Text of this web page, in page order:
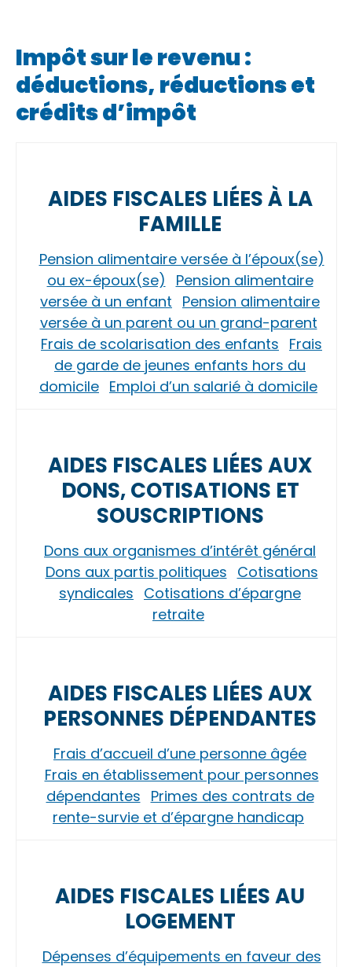
Impôt sur le revenu :
déductions, réductions et
crédits d’impôt
AIDES FISCALES LIÉES À LA
FAMILLE
Pension alimentaire versée à l’époux(se)
ou ex-époux(se)
Pension alimentaire
versée à un enfant Pension alimentaire
versée à un parent ou un grand-parent
Frais de scolarisation des enfants Frais
de garde de jeunes enfants hors du
domicile Emploi d’un salarié à domicile
AIDES FISCALES LIÉES AUX
DONS, COTISATIONS ET
SOUSCRIPTIONS
Dons aux organismes d’intérêt général
Dons aux partis politiques Cotisations
syndicales Cotisations d’épargne
retraite
AIDES FISCALES LIÉES AUX
PERSONNES DÉPENDANTES
Frais d’accueil d’une personne âgée
Frais en établissement pour personnes
dépendantes Primes des contrats de
rente-survie et d’épargne handicap
AIDES FISCALES LIÉES AU
LOGEMENT
Dépenses d’équipements en faveur des